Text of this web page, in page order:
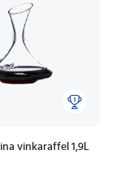
vinkaraffel 1,9L